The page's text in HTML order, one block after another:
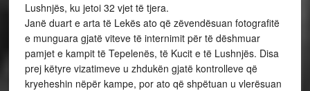
Lushnjës, ku jetoi 32 vjet të tjera.
Janë duart e arta të Lekës ato që zëvendësuan fotografitë
e munguara gjatë viteve të internimit për të dëshmuar
pamjet e kampit të Tepelenës, të Kucit e të Lushnjës. Disa
prej këtyre vizatimeve u zhdukën gjatë kontrolleve që
kryeheshin nëpër kampe, por ato që shpëtuan u vlerësuan